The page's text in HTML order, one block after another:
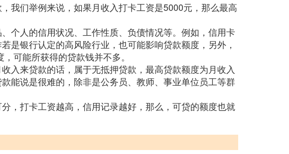
我们举例来说，如果月收入打卡工资是5000元，那么最高
个人的信用状况、工作性质、负债情况等。例如，信用卡
是银行认定的高风险行业，也可能影响贷款额度，另外，
可能所获得的贷款钱并不多。
入来贷款的话，属于无抵押贷款，最高贷款额度为月收入
能说是很难的，除非是公务员、教师、事业单位员工等群
，打卡工资越高，信用记录越好，那么，可贷的额度也就